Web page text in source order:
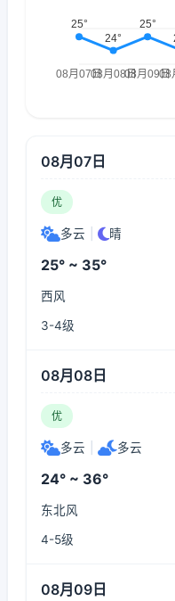
08月07日
优
多云 晴
25° ~ 35°
西风
3-4级
08月08日
优
多云 多云
24° ~ 36°
东北风
4-5级
08月09日